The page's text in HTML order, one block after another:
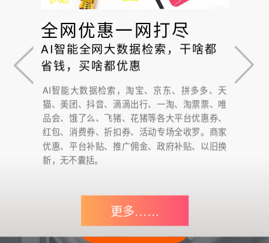
全网优惠一网打尽
AI智能全网大数据检索，干啥都
省钱，买啥都优惠
AI智能大数据检索，淘宝、京东、拼多多、天
猫、美团、抖音、滴滴出行、一淘、淘票票、唯
品会、饿了么、飞猪、花猪等各大平台优惠券、
红包、消费券、折扣券、活动专场全收罗。商家
优惠、平台补贴、推广佣金、政府补贴、以旧换
更多……